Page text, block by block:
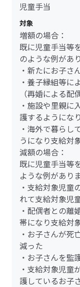
児童手当
対象
増額の場合：
既に児童手当等
のような例があ
・新たにお子さ
・養子縁組等に
（再婚による配
・施設や里親に
護するようにな
・海外で暮らし
うになり支給対
減額の場合：
既に児童手当等
ような例がありま
・支給対象児童
れて支給対象児
・配偶者との離
帯になり支給対
・お子さんが死
減った
・お子さんを監
・支給対象児童
護しているお子